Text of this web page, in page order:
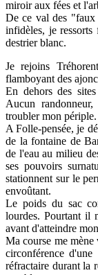
miroir aux fées et
De ce val des "faux
infidèles, je
destrier blanc.
Je rejoins
flamboyant des
En dehors des
Aucun
troubler mon périple.
A Folle-pensée, je
de la fontaine de
de l'eau au milieu
ses pouvoirs
stationnent sur le
envoûtant.
Le poids du sac
lourdes. Pourtant il
avant d'atteindre
Ma course me
circonférence
réfractaire durant la